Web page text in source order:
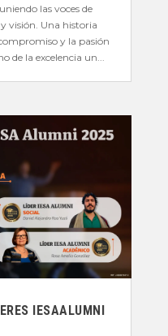
las voces de
visión. Una historia
y la pasión
de la excelencia un...
IESAALUMNI